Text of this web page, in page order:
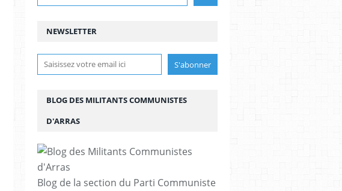
NEWSLETTER
BLOG DES MILITANTS COMMUNISTES
D'ARRAS
Blog de la section du Parti Communiste